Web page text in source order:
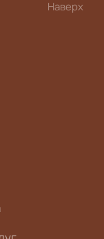
Наверх